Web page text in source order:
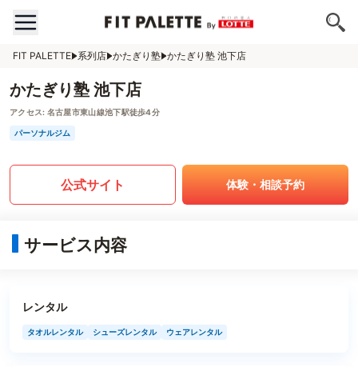
FIT PALETTE 系列店 かたぎり塾 かたぎり塾 池下店
かたぎり塾 池下店
アクセス: 名古屋市東山線池下駅徒歩4分
パーソナルジム
公式サイト 体験・相談予約
サービス内容
レンタル
タオルレンタル シューズレンタル ウェアレンタル